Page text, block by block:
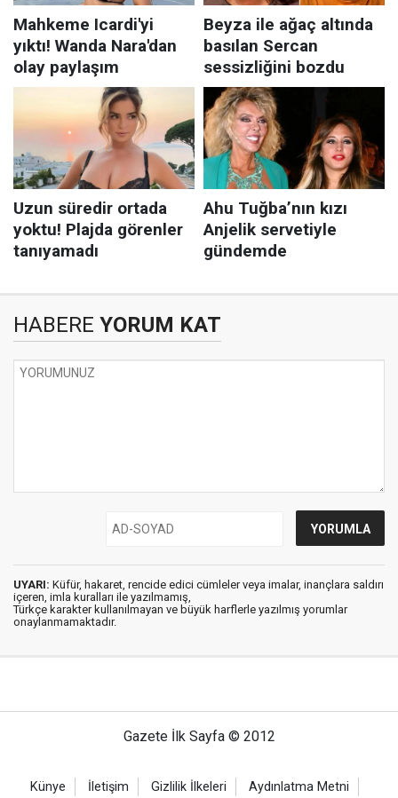
HABERE YORUM KAT
UYARI: Küfür, hakaret, rencide edici cümleler veya imalar, inançlara saldırı
içeren, imla kuralları ile yazılmamış,
Türkçe karakter kullanılmayan ve büyük harflerle yazılmış yorumlar
onaylanmamaktadır.
Gazete İlk Sayfa © 2012
Künye İletişim Gizlilik İlkeleri Aydınlatma Metni